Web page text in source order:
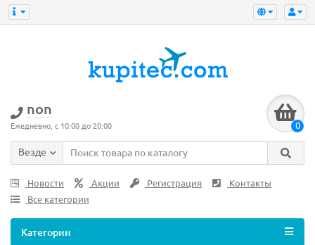
non
Ежедневно, с 10:00 до 20:00 0
Везде
Новости Акции Регистрация
Контакты
Все категории
Категории